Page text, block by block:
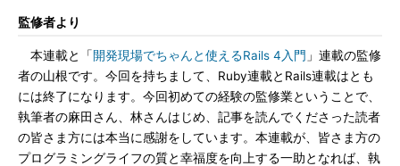
監修者より
本連載と「開発現場でちゃんと使えるRails 4入門 」連載の監修
者の山根です。今回を持ちまして、Ruby連載とRails連載はとも
には終了になります。今回初めての経験の監修業ということで、
執筆者の麻田さん、林さんはじめ、記事を読んでくださった読者
の皆さま方には本当に感謝をしています。本連載が、皆さま方の
プログラミングライフの質と幸福度を向上する一助となれば、執